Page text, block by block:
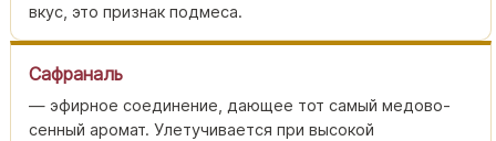
вкус, это признак подмеса.
Сафраналь
— эфирное соединение, дающее тот самый медово-
сенный аромат. Улетучивается при высокой